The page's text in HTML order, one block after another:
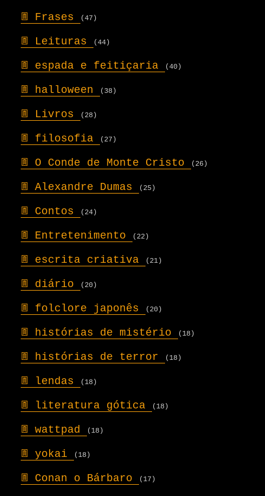
𖣍 Frases (47)
𖣍 Leituras (44)
𖣍 espada e feitiçaria (40)
𖣍 halloween (38)
𖣍 Livros (28)
𖣍 filosofia (27)
𖣍 O Conde de Monte Cristo (26)
𖣍 Alexandre Dumas (25)
𖣍 Contos (24)
𖣍 Entretenimento (22)
𖣍 escrita criativa (21)
𖣍 diário (20)
𖣍 folclore japonês (20)
𖣍 histórias de mistério (18)
𖣍 histórias de terror (18)
𖣍 lendas (18)
𖣍 literatura gótica (18)
𖣍 wattpad (18)
𖣍 yokai (18)
𖣍 Conan o Bárbaro (17)